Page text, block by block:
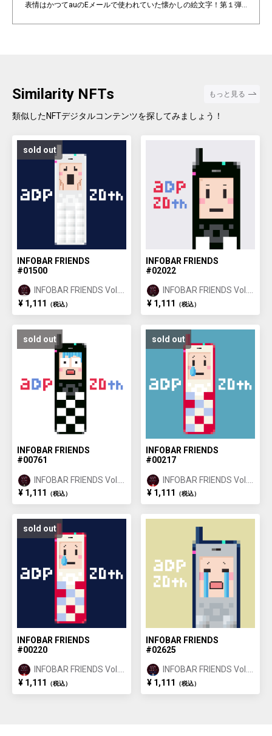
表情はかつてauのEメールで使われていた懐かしの絵文字！第１弾
the INFOBAR FRIENDS' faces are nostalgic pictograms once used
in au e-mail! The first edition is a special edition with the aDp20th l
mbination patterns of "character x expression x background colo
r".
Similarity NFTs もっと見る
類似したNFTデジタルコンテンツを探してみましょう！
sold out
INFOBAR FRIENDS
#01500
INFOBAR FRIENDS Vol.1
ANNIN ①
¥ 1,111 （税込）
INFOBAR FRIENDS
#02022
INFOBAR FRIENDS Vol.1
ICHIMATSU ②
¥ 1,111 （税込）
sold out
INFOBAR FRIENDS
#00761
INFOBAR FRIENDS Vol.1
ICHIMATSU ①
¥ 1,111 （税込）
sold out
INFOBAR FRIENDS
#00217
INFOBAR FRIENDS Vol.1
NISHIKIGOI ①
¥ 1,111 （税込）
sold out
INFOBAR FRIENDS
#00220
INFOBAR FRIENDS Vol.1
NISHIKIGOI ①
¥ 1,111 （税込）
INFOBAR FRIENDS
#02625
INFOBAR FRIENDS Vol.1
BUILDING ②
¥ 1,111 （税込）